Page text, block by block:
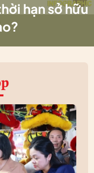
hạn sở hữu